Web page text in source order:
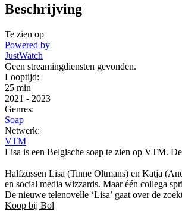
Beschrijving
Te zien op
Powered by
JustWatch
Geen streamingdiensten gevonden.
Looptijd:
25 min
2021 - 2023
Genres:
Soap
Netwerk:
VTM
Lisa is een Belgische soap te zien op VTM.
Halfzussen Lisa (Tinne Oltmans) en Katja
en social media wizzards. Maar één collega
De nieuwe telenovelle ‘Lisa’ gaat over de
Koop bij Bol